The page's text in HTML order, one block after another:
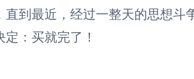
直到最近，经过一整天的思想斗
：买就完了！